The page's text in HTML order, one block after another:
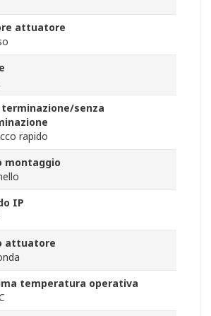
attuatore
terminazione/senza
rapido
montaggio
IP
attuatore
temperatura operativa